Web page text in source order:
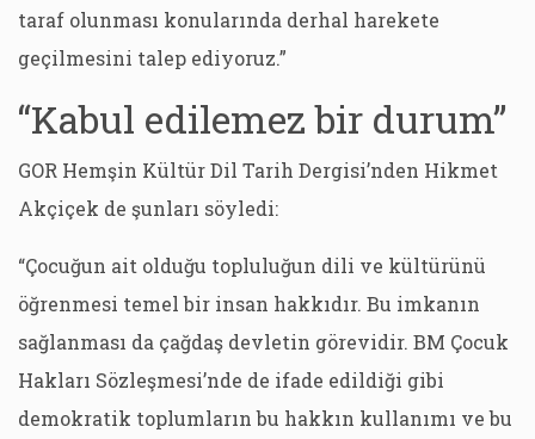
taraf olunması konularında derhal harekete
geçilmesini talep ediyoruz.”
“Kabul edilemez bir durum”
GOR Hemşin Kültür Dil Tarih Dergisi’nden Hikmet
Akçiçek de şunları söyledi:
“Çocuğun ait olduğu topluluğun dili ve kültürünü
öğrenmesi temel bir insan hakkıdır. Bu imkanın
sağlanması da çağdaş devletin görevidir. BM Çocuk
Hakları Sözleşmesi’nde de ifade edildiği gibi
demokratik toplumların bu hakkın kullanımı ve bu